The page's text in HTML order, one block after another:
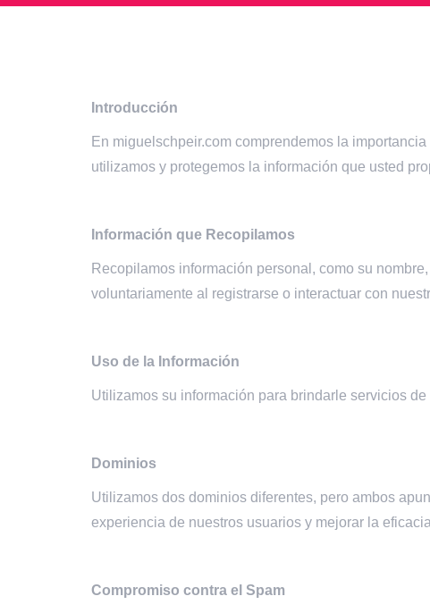
Introducción
En miguelschpeir.com comprendemos la
utilizamos y protegemos la información que usted
Información que Recopilamos
Recopilamos información personal, como su
voluntariamente al registrarse o interactuar con
Uso de la Información
Utilizamos su información para brindarle servicios
Dominios
Utilizamos dos dominios diferentes, pero ambos
experiencia de nuestros usuarios y mejorar la
Compromiso contra el Spam